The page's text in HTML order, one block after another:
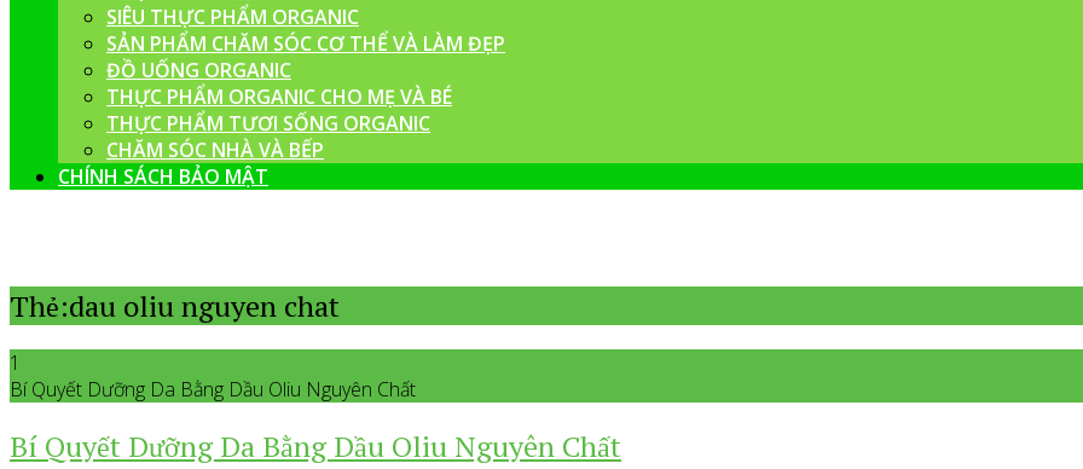
SIÊU THỰC PHẨM ORGANIC
SẢN PHẨM CHĂM SÓC CƠ THỂ VÀ LÀM ĐẸP
ĐỒ UỐNG ORGANIC
THỰC PHẨM ORGANIC CHO MẸ VÀ BÉ
THỰC PHẨM TƯƠI SỐNG ORGANIC
CHĂM SÓC NHÀ VÀ BẾP
CHÍNH SÁCH BẢO MẬT
Thẻ:dau oliu nguyen chat
1
Bí Quyết Dưỡng Da Bằng Dầu Oliu Nguyên Chất
Bí Quyết Dưỡng Da Bằng Dầu Oliu Nguyên Chất